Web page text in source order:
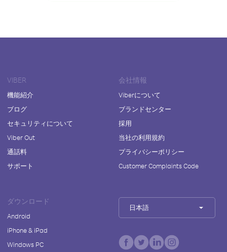
VIBER
機能紹介
ブログ
セキュリティについて
Viber Out
通話料
サポート
会社情報
Viberについて
ブランドセンター
採用
当社の利用規約
プライバシーポリシー
Customer Complaints Code
ダウンロード
Android
iPhone & iPad
Windows PC
日本語